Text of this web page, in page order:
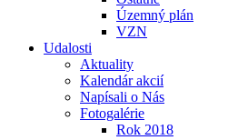
Územný plán
VZN
Udalosti
Aktuality
Kalendár akcií
Napísali o Nás
Fotogalérie
Rok 2018